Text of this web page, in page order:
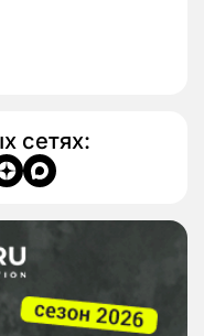
сетях: